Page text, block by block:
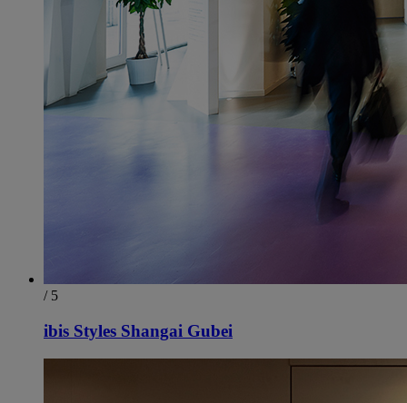
/ 5
ibis Styles Shangai Gubei